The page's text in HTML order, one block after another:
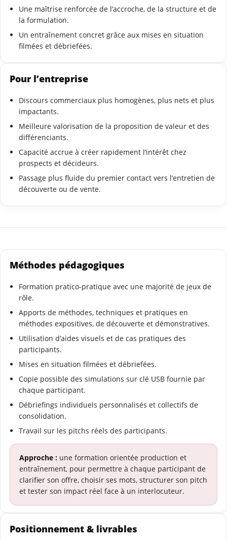
Une maîtrise renforcée de l’accroche, de la structure et de
la formulation.
Un entraînement concret grâce aux mises en situation
filmées et débriefées.
Pour l’entreprise
Discours commerciaux plus homogènes, plus nets et plus
impactants.
Meilleure valorisation de la proposition de valeur et des
différenciants.
Capacité accrue à créer rapidement l’intérêt chez
prospects et décideurs.
Passage plus fluide du premier contact vers l’entretien de
découverte ou de vente.
Méthodes pédagogiques
Formation pratico-pratique avec une majorité de jeux de
rôle.
Apports de méthodes, techniques et pratiques en
méthodes expositives, de découverte et démonstratives.
Utilisation d’aides visuels et de cas pratiques des
participants.
Mises en situation filmées et débriefées.
Copie possible des simulations sur clé USB fournie par
chaque participant.
Débriefings individuels personnalisés et collectifs de
consolidation.
Travail sur les pitchs réels des participants.
Approche : une formation orientée production et
entraînement, pour permettre à chaque participant de
clarifier son offre, choisir ses mots, structurer son pitch
et tester son impact réel face à un interlocuteur.
Positionnement & livrables